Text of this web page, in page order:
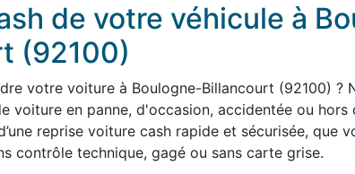
de votre véhicule à
(92100)
votre voiture à Boulogne-Billancourt (92100) ?
voiture en panne, d'occasion, accidentée ou hors
reprise voiture cash rapide et sécurisée, que
contrôle technique, gagé ou sans carte grise.